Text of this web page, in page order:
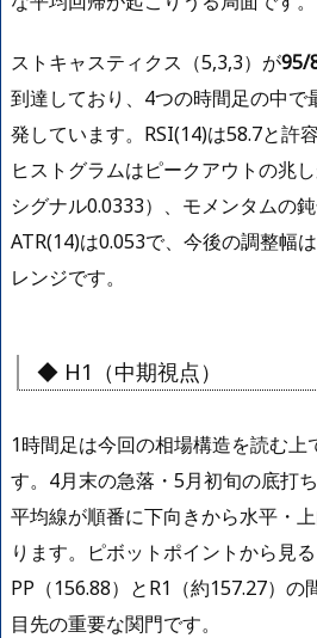
ストキャスティクス（5,3,3）が95/
到達しており、4つの時間足の中で
発しています。RSI(14)は58.7と許
ヒストグラムはピークアウトの兆
シグナル0.0333）、モメンタムの
ATR(14)は0.053で、今後の調整幅
レンジです。
◆ H1（中期視点）
1時間足は今回の相場構造を読む
す。4月末の急落・5月初旬の底打
平均線が順番に下向きから水平・
ります。ピボットポイントから見
PP（156.88）とR1（約157.27）の
目先の重要な関門です。